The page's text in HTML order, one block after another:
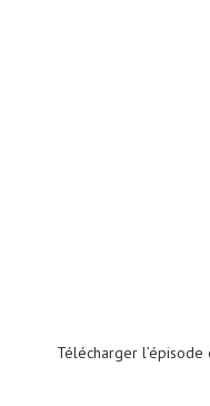
Télécharger l’épisode